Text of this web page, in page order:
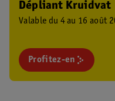
Dépliant Kruidvat
Valable du 4 au 16 août
Profitez-en